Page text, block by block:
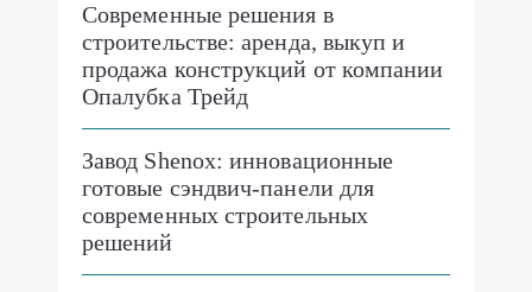
Современные решения в
строительстве: аренда, выкуп и
продажа конструкций от компании
Опалубка Трейд
Завод Shenox: инновационные
готовые сэндвич-панели для
современных строительных
решений